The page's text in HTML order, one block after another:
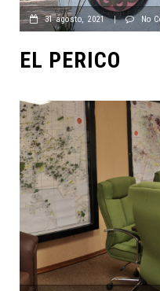
31 agosto, 2021 | No
EL PERICO